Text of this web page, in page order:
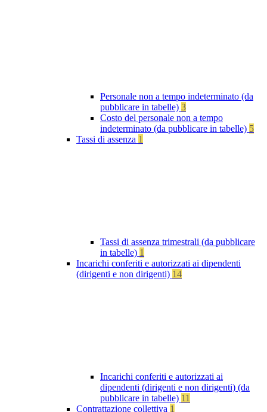
Personale non a tempo indeterminato (da
pubblicare in tabelle) 3
Costo del personale non a tempo
indeterminato (da pubblicare in tabelle) 5
Tassi di assenza 1
Tassi di assenza trimestrali (da pubblicare
in tabelle) 1
Incarichi conferiti e autorizzati ai dipendenti
(dirigenti e non dirigenti) 14
Incarichi conferiti e autorizzati ai
dipendenti (dirigenti e non dirigenti) (da
pubblicare in tabelle) 11
Contrattazione collettiva 1